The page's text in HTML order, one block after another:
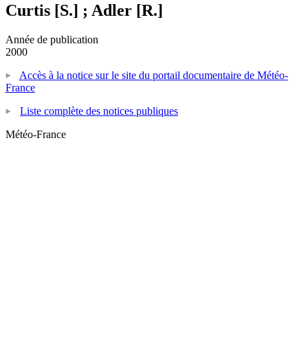
Curtis [S.] ; Adler [R.]
Année de publication
2000
Accès à la notice sur le site du portail documentaire de Météo-
France
Liste complète des notices publiques
Météo-France